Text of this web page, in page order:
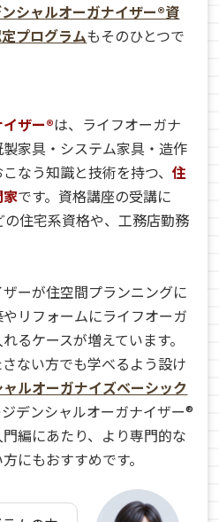
シャルオーガナイザー®資
プログラムもそのひとつで
ザー®は、ライフオーガナ
家具・システム家具・造作
なう知識と技術を持つ、住
です。資格講座の受講に
住宅系資格や、工務店勤務
ーが住空間プランニングに
リフォームにライフオーガ
るケースが増えています。
ない方でも学べるよう設け
ャルオーガナイズベーシック
デンシャルオーガナイザー®
編にあたり、より専門的な
にもおすすめです。